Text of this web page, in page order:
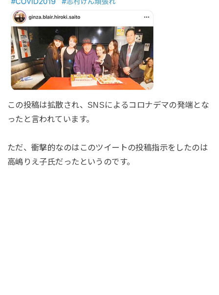
この投稿は拡散され、SNSによるコロナデマの発端とな
ったと言われています。
ただ、衝撃的なのはこのツイートの投稿指示をしたのは
高嶋りえ子氏だったというのです。